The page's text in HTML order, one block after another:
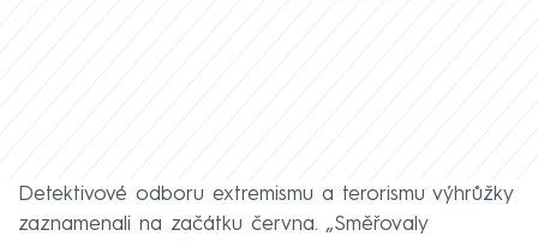
Detektivové odboru extremismu a terorismu výhrůžky
zaznamenali na začátku června. „Směřovaly